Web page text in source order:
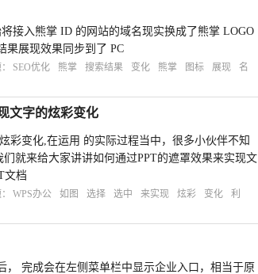
接入熊掌 ID 的网站的域名现实换成了熊掌 LOGO
果展现效果同步到了 PC
SEO优化 熊掌 搜索结果 变化 熊掌 图标 展现
名
文字的炫彩变化
彩变化,在运用 的实际过程当中，很多小伙伴不知
就来给大家讲讲如何通过PPT的遮罩效果来实现文
文档
WPS办公 如图 选择 选中 来实现 炫彩 变化
利
， 完成会在左侧菜单栏中显示企业入口，相当于原